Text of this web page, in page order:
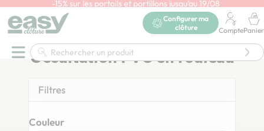
En savoir plus
-15% sur les portails et portillons jusqu'au 19/08
Configurer ma
clôture
ComptePanier
Accueil
Brise vue PVC
Occultation PVC en rouleau
Occultation PVC en rouleau
Filtres
Couleur